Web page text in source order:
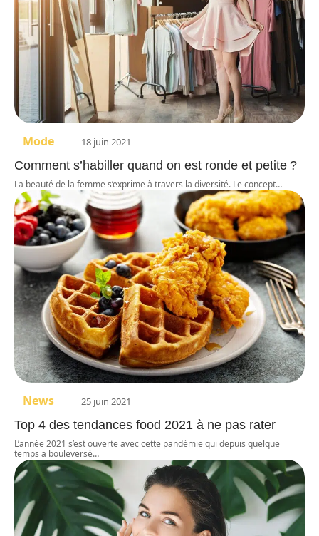
Mode 18 juin 2021
Comment s’habiller quand on est ronde et petite ?
La beauté de la femme s’exprime à travers la diversité. Le concept…
News 25 juin 2021
Top 4 des tendances food 2021 à ne pas rater
L’année 2021 s’est ouverte avec cette pandémie qui depuis quelque
temps a bouleversé…